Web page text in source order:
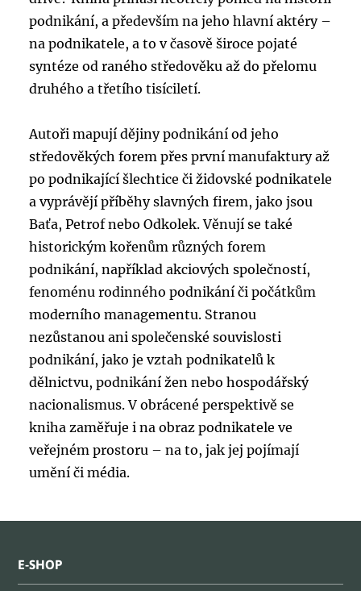
podnikání, a především na jeho hlavní aktéry –
na podnikatele, a to v časově široce pojaté
syntéze od raného středověku až do přelomu
druhého a třetího tisíciletí.
Autoři mapují dějiny podnikání od jeho
středověkých forem přes první manufaktury až
po podnikající šlechtice či židovské podnikatele
a vyprávějí příběhy slavných firem, jako jsou
Baťa, Petrof nebo Odkolek. Věnují se také
historickým kořenům různých forem
podnikání, například akciových společností,
fenoménu rodinného podnikání či počátkům
moderního managementu. Stranou
nezůstanou ani společenské souvislosti
podnikání, jako je vztah podnikatelů k
dělnictvu, podnikání žen nebo hospodářský
nacionalismus. V obrácené perspektivě se
kniha zaměřuje i na obraz podnikatele ve
veřejném prostoru – na to, jak jej pojímají
umění či média.
E-SHOP